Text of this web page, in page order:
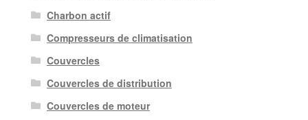
Charbon actif
Compresseurs de climatisation
Couvercles
Couvercles de distribution
Couvercles de moteur